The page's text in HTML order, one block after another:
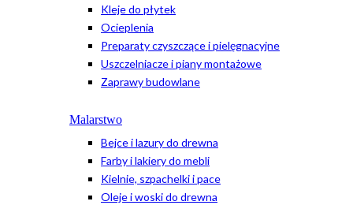
Kleje do płytek
Ocieplenia
Preparaty czyszczące i pielęgnacyjne
Uszczelniacze i piany montażowe
Zaprawy budowlane
Malarstwo
Bejce i lazury do drewna
Farby i lakiery do mebli
Kielnie, szpachelki i pace
Oleje i woski do drewna